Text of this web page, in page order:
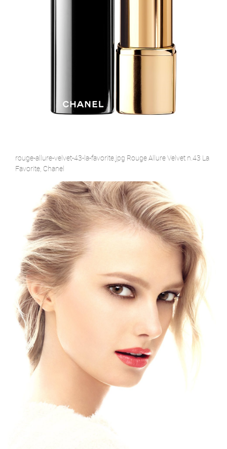
rouge-allure-velvet-43-la-favorite.jpg Rouge Allure Velvet n.43 La
Favorite, Chanel